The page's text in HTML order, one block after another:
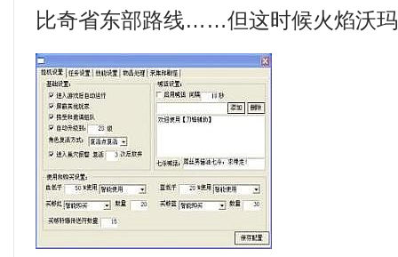
比奇省东部路线……但这时候火焰沃